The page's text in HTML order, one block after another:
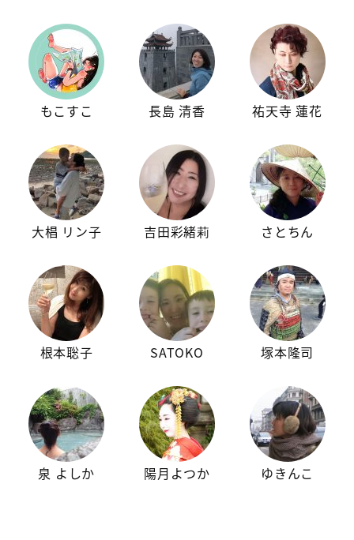
もこすこ 長島 清香 祐天寺 蓮花
大椙 リン子 吉田彩緒莉 さとちん
根本聡子 SATOKO 塚本隆司
泉 よしか 陽月よつか ゆきんこ